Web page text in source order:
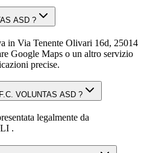
ASD ?
in Via Tenente Olivari 16d, 25014
Google Maps o un altro servizio
precise.
VOLUNTAS ASD ?
legalmente da
.